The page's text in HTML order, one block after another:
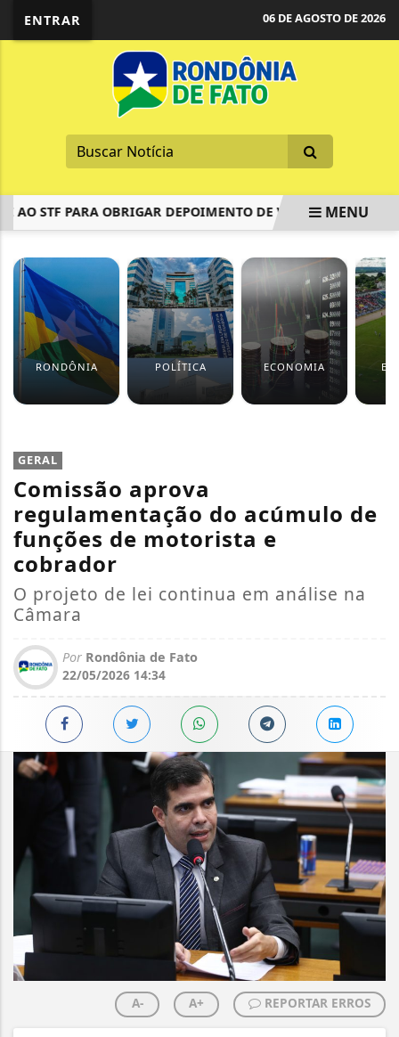
ENTRAR 06 DE AGOSTO DE 2026
STF PARA OBRIGAR DEPOIMENTO DE VORCARO NA CPMI
MENU
RONDÔNIA POLÍTICA ECONOMIA
GERAL
Comissão aprova
regulamentação do acúmulo de
funções de motorista e
cobrador
O projeto de lei continua em análise na
Câmara
Por Rondônia de Fato
22/05/2026 14:34
A- A+ REPORTAR ERROS